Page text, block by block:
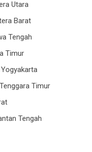
Utara
Barat
Tengah
Timur
Timur
Tengah